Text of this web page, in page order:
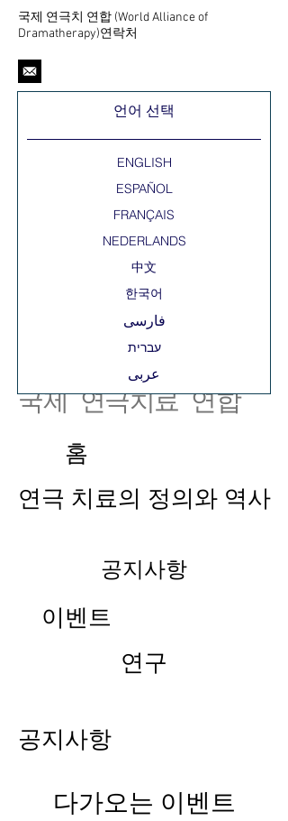
국제 연극치 연합 (World Alliance of
Dramatherapy)연락처
국제 연극치료 연합
언어 선택
中文
ESPAÑOL
한국어
FRANÇAIS
עברית‎
ENGLISH
NEDERLANDS
فارسی
عربى
홈
연극 치료의 정의와 역사
공지사항
이벤트
연구
공지사항
다가오는 이벤트